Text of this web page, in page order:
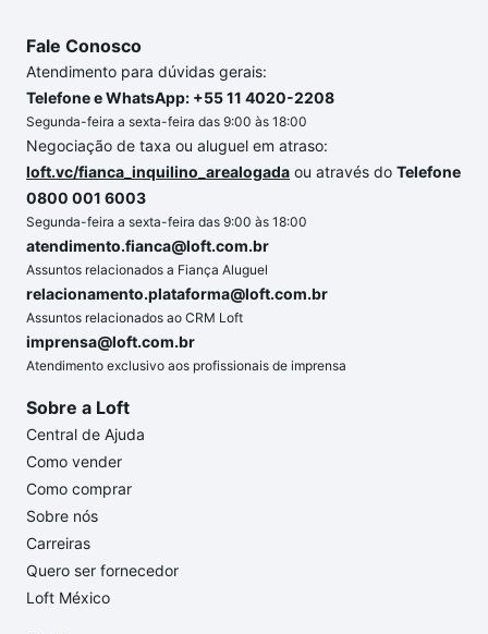
Fale Conosco
Atendimento para dúvidas gerais:
Telefone e WhatsApp: +55 11 4020-2208
Segunda-feira a sexta-feira das 9:00 às 18:00
Negociação de taxa ou aluguel em atraso:
loft.vc/fianca_inquilino_arealogada ou através do Telefone
0800 001 6003
Segunda-feira a sexta-feira das 9:00 às 18:00
atendimento.fianca@loft.com.br
Assuntos relacionados a Fiança Aluguel
relacionamento.plataforma@loft.com.br
Assuntos relacionados ao CRM Loft
imprensa@loft.com.br
Atendimento exclusivo aos profissionais de imprensa
Sobre a Loft
Central de Ajuda
Como vender
Como comprar
Sobre nós
Carreiras
Quero ser fornecedor
Loft México